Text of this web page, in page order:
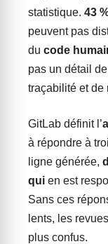
statistique. 43
peuvent pas
du code
pas un détail
traçabilité et de
GitLab définit l’
à répondre à
ligne générée,
qui en est
Sans ces
lents, les
plus confus.